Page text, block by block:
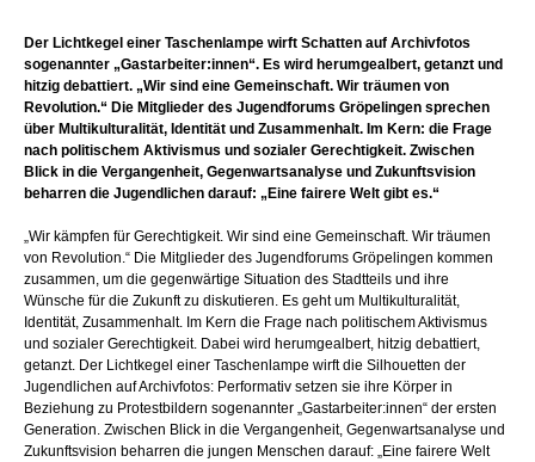
Der Lichtkegel einer Taschenlampe wirft Schatten auf Archivfotos
sogenannter „Gastarbeiter:innen“. Es wird herumgealbert, getanzt und
hitzig debattiert. „Wir sind eine Gemeinschaft. Wir träumen von
Revolution.“ Die Mitglieder des Jugendforums Gröpelingen sprechen
über Multikulturalität, Identität und Zusammenhalt. Im Kern: die Frage
nach politischem Aktivismus und sozialer Gerechtigkeit. Zwischen
Blick in die Vergangenheit, Gegenwartsanalyse und Zukunftsvision
beharren die Jugendlichen darauf: „Eine fairere Welt gibt es.“
„Wir kämpfen für Gerechtigkeit. Wir sind eine Gemeinschaft. Wir träumen
von Revolution.“ Die Mitglieder des Jugendforums Gröpelingen kommen
zusammen, um die gegenwärtige Situation des Stadtteils und ihre
Wünsche für die Zukunft zu diskutieren. Es geht um Multikulturalität,
Identität, Zusammenhalt. Im Kern die Frage nach politischem Aktivismus
und sozialer Gerechtigkeit. Dabei wird herumgealbert, hitzig debattiert,
getanzt. Der Lichtkegel einer Taschenlampe wirft die Silhouetten der
Jugendlichen auf Archivfotos: Performativ setzen sie ihre Körper in
Beziehung zu Protestbildern sogenannter „Gastarbeiter:innen“ der ersten
Generation. Zwischen Blick in die Vergangenheit, Gegenwartsanalyse und
Zukunftsvision beharren die jungen Menschen darauf: „Eine fairere Welt